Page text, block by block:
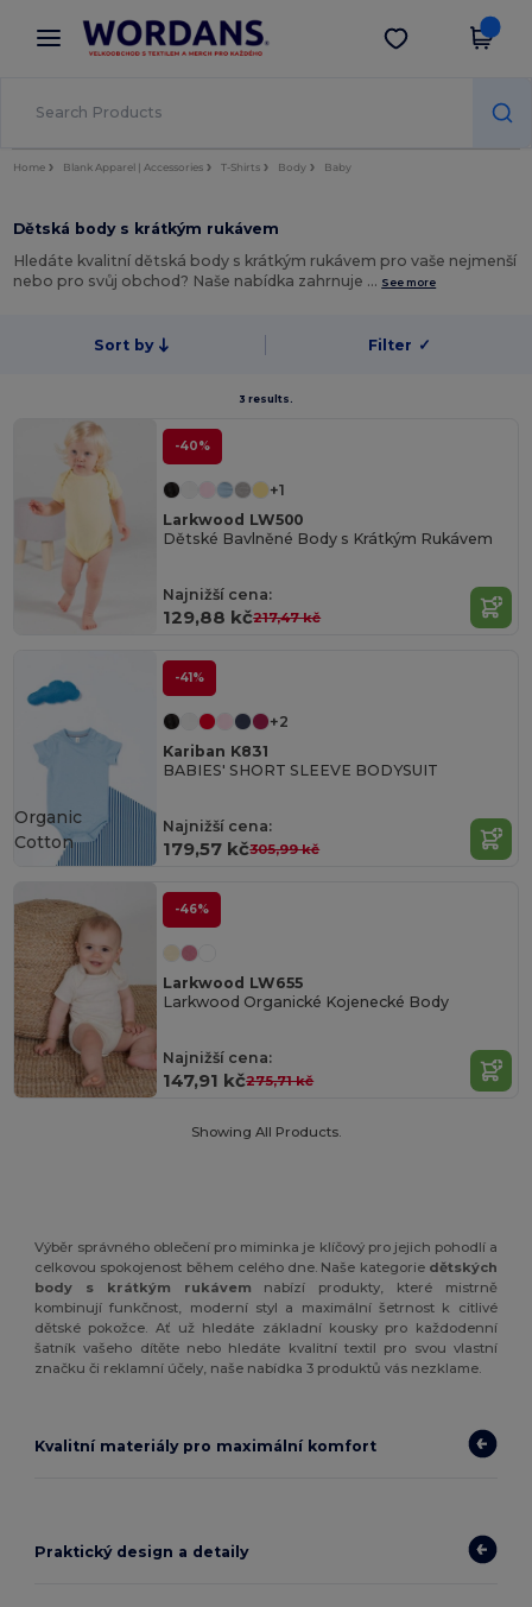
× Aplikace Wordans
Lepší ceny v aplikaci!
Stáhnout app
Home Blank Apparel | Accessories T-Shirts Body Baby
Dětská body s krátkým rukávem
Hledáte kvalitní dětská body s krátkým rukávem pro vaše nejmenší
nebo pro svůj obchod? Naše nabídka zahrnuje … See more
Sort by Filter ✓
3 results.
-40%
+1
Larkwood LW500
Dětské Bavlněné Body s Krátkým Rukávem
Najnižší cena:
129,88 kč217,47 kč
-41%
+2
Kariban K831
BABIES' SHORT SLEEVE BODYSUIT
Najnižší cena:
179,57 kč305,99 kč
Organic
Cotton
-46%
Larkwood LW655
Larkwood Organické Kojenecké Body
Najnižší cena:
147,91 kč275,71 kč
Showing All Products.
Výběr správného oblečení pro miminka je klíčový pro jejich pohodlí a
celkovou spokojenost během celého dne. Naše kategorie dětských
body s krátkým rukávem nabízí produkty, které mistrně
kombinují funkčnost, moderní styl a maximální šetrnost k citlivé
dětské pokožce. Ať už hledáte základní kousky pro každodenní
šatník vašeho dítěte nebo hledáte kvalitní textil pro svou vlastní
značku či reklamní účely, naše nabídka 3 produktů vás nezklame.
Kvalitní materiály pro maximální komfort
Praktický design a detaily